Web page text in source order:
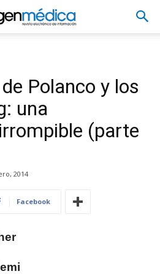
Polanco y los
una
(parte
2014
Facebook